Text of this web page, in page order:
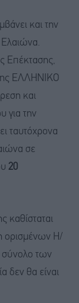
και την
Ελαιώνα.
Επέκτασης,
ΕΛΛΗΝΙΚΟ
και
για την
ταυτόχρονα
σε
20
καθίσταται
ορισμένων Η/
σύνολο των
δεν θα είναι